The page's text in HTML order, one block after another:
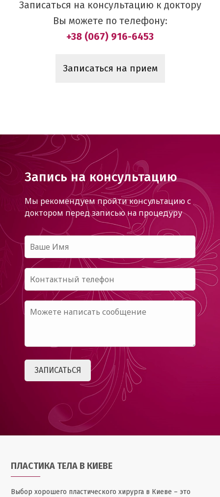
Записаться на консультацию к доктору
Вы можете по телефону:
+38 (067) 916-6453
Записаться на прием
Запись на консультацию
Мы рекомендуем пройти консультацию с
доктором перед записью на процедуру
ПЛАСТИКА ТЕЛА В КИЕВЕ
Выбор хорошего пластического хирурга в Киеве – это